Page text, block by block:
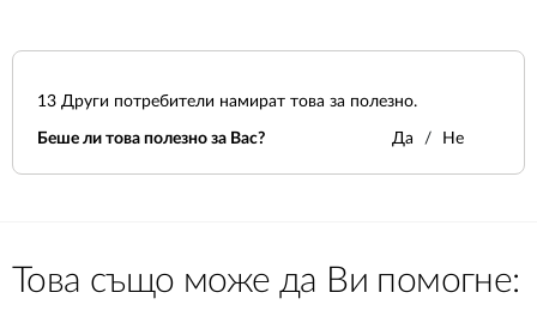
13 Други потребители намират това за полезно.
Беше ли това полезно за Вас? Да Не
Това също може да Ви помогне: